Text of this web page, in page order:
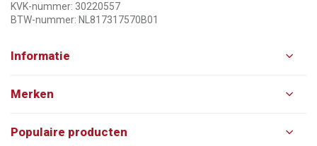
KVK-nummer: 30220557
BTW-nummer: NL817317570B01
Informatie
Merken
Populaire producten